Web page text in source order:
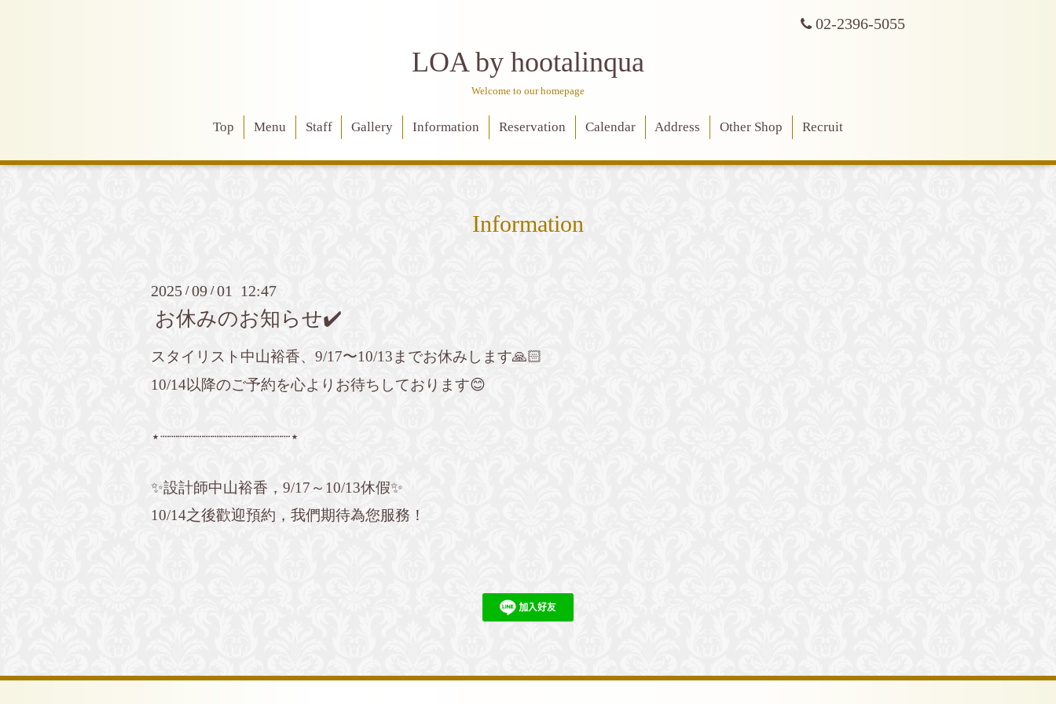
02-2396-5055
LOA by hootalinqua
Welcome to our homepage
Top Menu Staff Gallery Information Reservation Calendar Address Other Shop Recruit
Information
2025 /09 /01 12:47
お休みのお知らせ✔️
スタイリスト中山裕香、9/17〜10/13までお休みします🙏🏻
10/14以降のご予約を心よりお待ちしております😊
⋆┈┈┈┈┈┈┈┈┈┈┈┈┈┈┈⋆
✨設計師中山裕香，9/17～10/13休假✨
10/14之後歡迎預約，我們期待為您服務！